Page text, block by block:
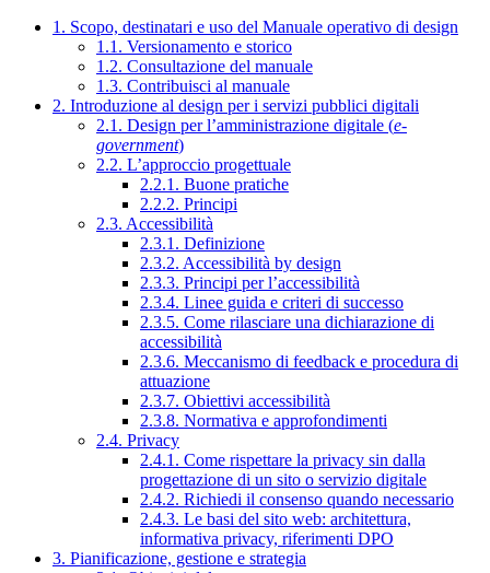
1. Scopo, destinatari e uso del Manuale operativo di design
1.1. Versionamento e storico
1.2. Consultazione del manuale
1.3. Contribuisci al manuale
2. Introduzione al design per i servizi pubblici digitali
2.1. Design per l’amministrazione digitale (e-
government)
2.2. L’approccio progettuale
2.2.1. Buone pratiche
2.2.2. Principi
2.3. Accessibilità
2.3.1. Definizione
2.3.2. Accessibilità by design
2.3.3. Principi per l’accessibilità
2.3.4. Linee guida e criteri di successo
2.3.5. Come rilasciare una dichiarazione di
accessibilità
2.3.6. Meccanismo di feedback e procedura di
attuazione
2.3.7. Obiettivi accessibilità
2.3.8. Normativa e approfondimenti
2.4. Privacy
2.4.1. Come rispettare la privacy sin dalla
progettazione di un sito o servizio digitale
2.4.2. Richiedi il consenso quando necessario
2.4.3. Le basi del sito web: architettura,
informativa privacy, riferimenti DPO
3. Pianificazione, gestione e strategia